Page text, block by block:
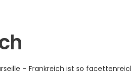
– Frankreich ist so